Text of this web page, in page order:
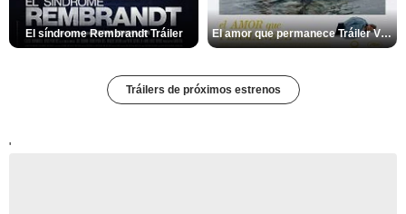
El síndrome Rembrandt Tráiler El amor que permanece Tráiler VOSE
Tráilers de próximos estrenos
'